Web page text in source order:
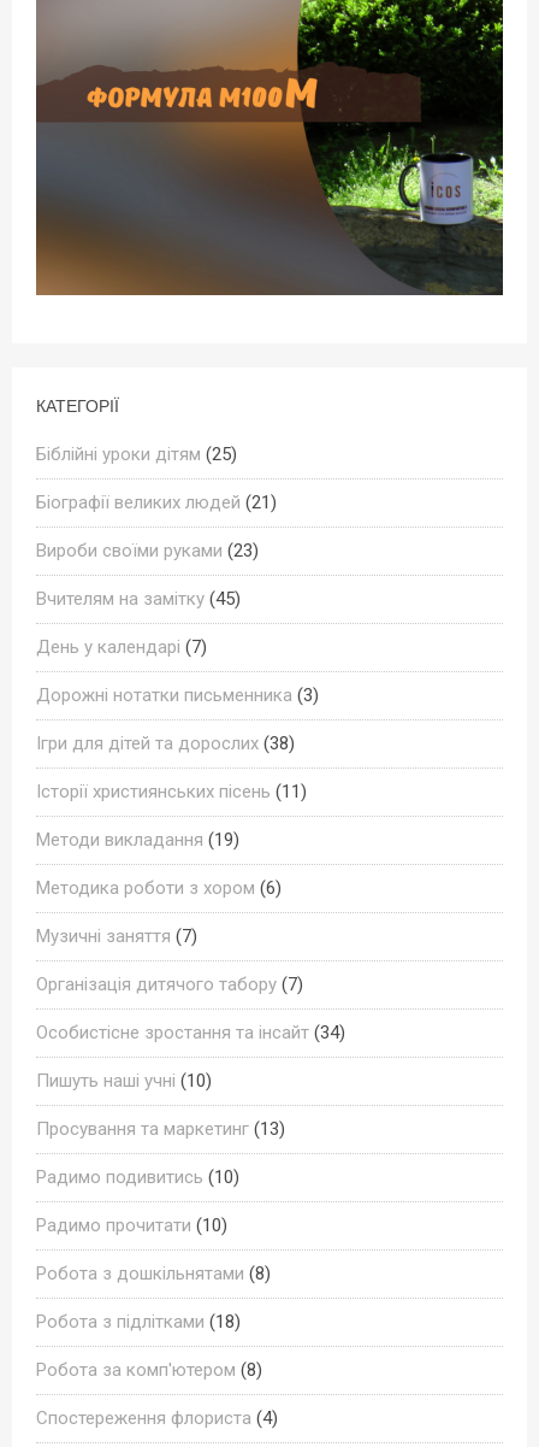
КАТЕГОРІЇ
Біблійні уроки дітям (25)
Біографії великих людей (21)
Вироби своїми руками (23)
Вчителям на замітку (45)
День у календарі (7)
Дорожні нотатки письменника (3)
Ігри для дітей та дорослих (38)
Історії християнських пісень (11)
Методи викладання (19)
Методика роботи з хором (6)
Музичні заняття (7)
Організація дитячого табору (7)
Особистісне зростання та інсайт (34)
Пишуть наші учні (10)
Просування та маркетинг (13)
Радимо подивитись (10)
Радимо прочитати (10)
Робота з дошкільнятами (8)
Робота з підлітками (18)
Робота за комп'ютером (8)
Спостереження флориста (4)